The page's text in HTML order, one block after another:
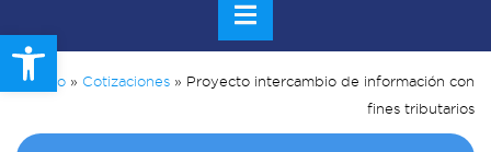
Open toolbar
Inicio » Cotizaciones » Proyecto intercambio de información con
fines tributarios